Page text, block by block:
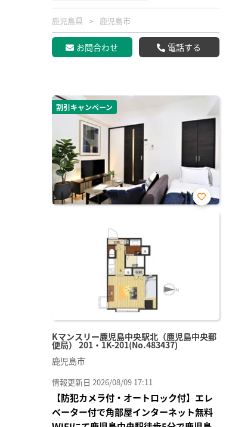
鹿児島県 鹿児島市
お問合わせ 電話する
割引キャンペーン
Kマンスリー鹿児島中央駅北（鹿児島中央郵
便局） 201・1K-201(No.483437)
お気
鹿児島市
情報更新日 2026/08/09 17:11
【防犯カメラ付・オートロック付】エレ
ベーター付で角部屋インターネット無料